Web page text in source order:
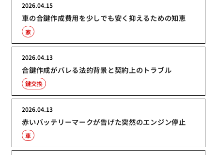
車の合鍵作成費用を少しでも安く抑えるための知恵
2026.04.15
家
合鍵作成がバレる法的背景と契約上のトラブル
2026.04.13
鍵交換
赤いバッテリーマークが告げた突然のエンジン停止
2026.04.13
車